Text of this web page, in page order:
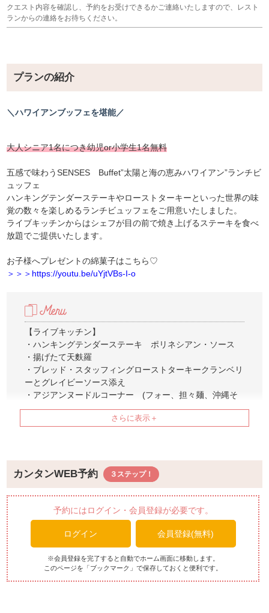
クエスト内容を確認し、予約をお受けできるかご連絡いたしますので、レスト
ランからの連絡をお待ちください。
プランの紹介
＼ハワイアンブッフェを堪能／
大人シニア1名につき幼児or小学生1名無料
五感で味わうSENSES Buffet”太陽と海の恵みハワイアン”ランチビ
ュッフェ
ハンキングテンダーステーキやローストターキーといった世界の味
覚の数々を楽しめるランチビュッフェをご用意いたしました。
ライブキッチンからはシェフが目の前で焼き上げるステーキを食べ
放題でご提供いたします。
お子様へプレゼントの綿菓子はこちら♡
＞＞＞https://youtu.be/uYjtVBs-I-o
【ライブキッチン】
・ハンキングテンダーステーキ ポリネシアン・ソース
・揚げたて天麩羅
・ブレッド・スタッフィングローストターキークランベリ
ーとグレイビーソース添え
・アジアンヌードルコーナー (フォー、担々麺、沖縄そ
ば、醤油ラーメン)
イス添え
・タマンと長ネギ、マッシュポテトのシェーパーズパイ
チリ風味
・サーモンのケイジャン風味のフライ アーサ入りジンジ
ャークリームソース
・フリフリチキン コーンブレッド添え
・チリ・コン・カルネ ナーチョス添え
・プルドポーク 夏野菜のピクルス添え
・テキサス・ジャンバラヤ
・トート・イン・ザ・ホール（アグーソーセージのポップ
カンタンWEB予約
予約にはログイン・会員登録が必要です。
ログイン 会員登録(無料)
※会員登録を完了すると自動でホーム画面に移動します。
このページを「ブックマーク」で保存しておくと便利です。